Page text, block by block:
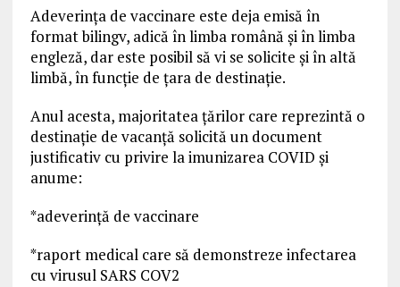
Adeverința de vaccinare este deja emisă în
format bilingv, adică în limba română și în limba
engleză, dar este posibil să vi se solicite și în altă
limbă, în funcție de țara de destinație.
Anul acesta, majoritatea țărilor care reprezintă o
destinație de vacanță solicită un document
justificativ cu privire la imunizarea COVID și
anume:
*adeverință de vaccinare
*raport medical care să demonstreze infectarea
cu virusul SARS COV2